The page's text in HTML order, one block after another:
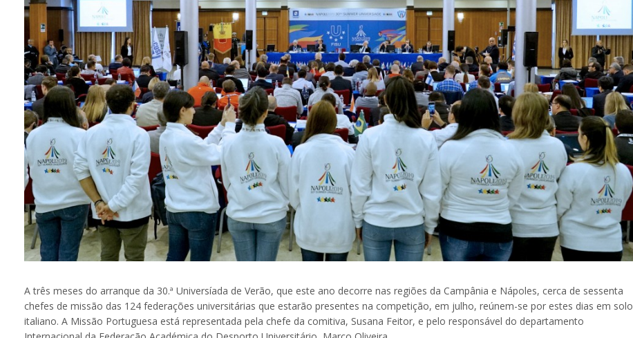
A três meses do arranque da 30.ª Universíada de Verão, que este ano decorre nas regiões da Campânia e Nápoles, cerca de sessenta
chefes de missão das 124 federações universitárias que estarão presentes na competição, em julho, reúnem-se por estes dias em solo
italiano. A Missão Portuguesa está representada pela chefe da comitiva, Susana Feitor, e pelo responsável do departamento